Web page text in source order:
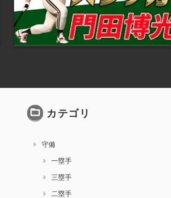
カテゴリ
守備
一塁手
三塁手
二塁手